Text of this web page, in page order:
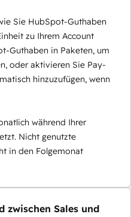
Sie HubSpot-Guthaben
zu Ihrem Account
Guthaben in Paketen, um
oder aktivieren Sie Pay-
hinzuzufügen, wenn
während Ihrer
Nicht genutzte
in den Folgemonat
zwischen Sales und